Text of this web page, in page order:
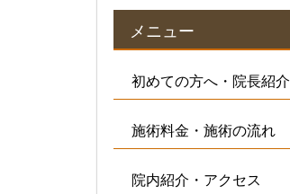
メニュー
初めての方へ・院長紹介
施術料金・施術の流れ
院内紹介・アクセス